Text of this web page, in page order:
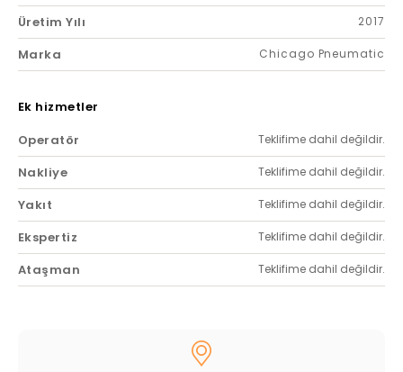
Üretim Yılı 2017
Marka Chicago Pneumatic
Ek hizmetler
Operatör
Teklifime dahil değildir.
Nakliye Teklifime dahil değildir.
Yakıt Teklifime dahil değildir.
Ekspertiz Teklifime dahil değildir.
Ataşman Teklifime dahil değildir.